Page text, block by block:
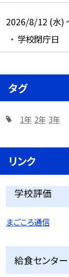
2026/8/12 (水)
学校閉庁日
タグ
1年 2年 3年
リンク
学校評価
まごころ通信
給食センター